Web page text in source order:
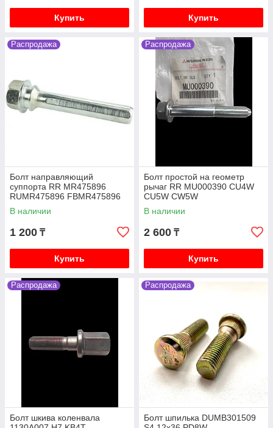
Купить Купить
Распродажа
Болт направляющий
суппорта RR MR475896
RUMR475896 FBMR475896
0474-CYUPF V75W V93W
В наличии
1 200 ₸
Купить
Распродажа
Болт простой на геометр
рычаг RR MU000390 CU4W
CU5W CW5W
В наличии
2 600 ₸
Купить
Распродажа
Болт шкива коленвала
Распродажа
Болт шпилька DUMB301509